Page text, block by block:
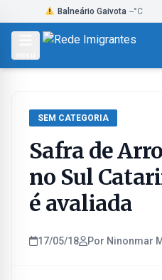
to
Balneário Gaivota --°C
SEM CATEGORIA
Safra de
no Sul
é avaliada
17/05/18 Por Ninonmar